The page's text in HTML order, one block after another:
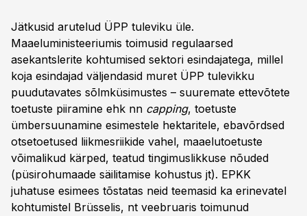
Jätkusid arutelud ÜPP tuleviku üle.
Maaeluministeeriumis toimusid regulaarsed
asekantslerite kohtumised sektori esindajatega, millel
koja esindajad väljendasid muret ÜPP tulevikku
puudutavates sõlmküsimustes – suuremate ettevõtete
toetuste piiramine ehk nn capping, toetuste
ümbersuunamine esimestele hektaritele, ebavõrdsed
otsetoetused liikmesriikide vahel, maaelutoetuste
võimalikud kärped, teatud tingimuslikkuse nõuded
(püsirohumaade säilitamise kohustus jt). EPKK
juhatuse esimees tõstatas neid teemasid ka erinevatel
kohtumistel Brüsselis, nt veebruaris toimunud